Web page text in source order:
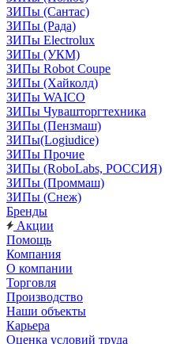
ЗИПы (Сантас)
ЗИПы (Рада)
ЗИПы Electrolux
ЗИПы (УКМ)
ЗИПы Robot Coupe
ЗИПы (Хайколд)
ЗИПы WAICO
ЗИПы Чувашторгтехника
ЗИПы (Пензмаш)
ЗИПы(Logiudice)
ЗИПы Прочие
ЗИПы (RoboLabs, РОССИЯ)
ЗИПы (Проммаш)
ЗИПы (Снеж)
Бренды
Акции
Помощь
Компания
О компании
Торговля
Производство
Наши объекты
Карьера
Оценка условий труда